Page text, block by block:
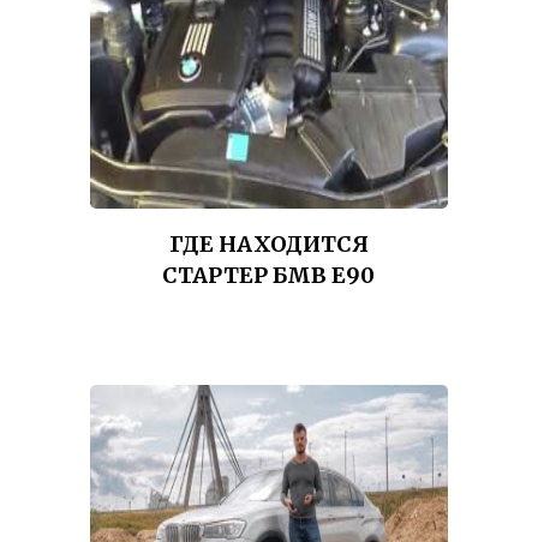
ГДЕ НАХОДИТСЯ
СТАРТЕР БМВ Е90